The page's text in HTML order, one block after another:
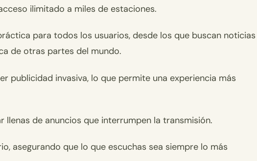
ilimitado a miles de estaciones.
para todos los usuarios, desde los que buscan noticias
de otras partes del mundo.
publicidad invasiva, lo que permite una experiencia más
de anuncios que interrumpen la transmisión.
asegurando que lo que escuchas sea siempre lo más